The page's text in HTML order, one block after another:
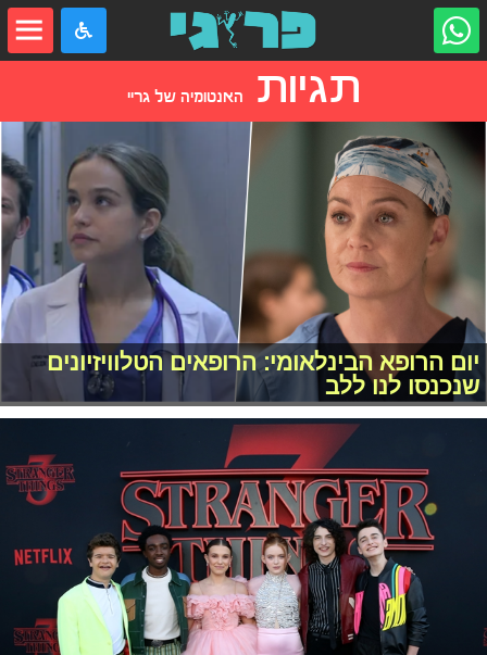
תגיות האנטומיה של גריי
יום הרופא הבינלאומי: הרופאים הטלוויזיונים
שנכנסו לנו ללב